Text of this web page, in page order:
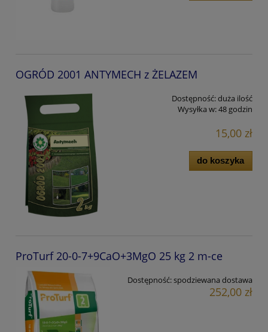
OGRÓD 2001 ANTYMECH z ŻELAZEM
Dostępność:duża ilość
Wysyłka w:48 godzin
15,00 zł
do koszyka
ProTurf 20-0-7+9CaO+3MgO 25 kg 2 m-ce
Dostępność:spodziewana dostawa
252,00 zł